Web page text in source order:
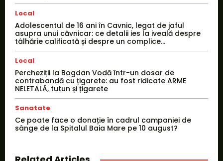
Local
Adolescentul de 16 ani în Cavnic, legat de jaful
asupra unui căvnicar: ce detalii ies la iveală despre
tâlhărie calificată și despre un complice...
Local
Percheziții la Bogdan Vodă într-un dosar de
contrabandă cu țigarete: au fost ridicate ARME
NELETALĂ, tutun și țigarete
Sanatate
Ce poate face o donație în cadrul campaniei de
sânge de la Spitalul Baia Mare pe 10 august?